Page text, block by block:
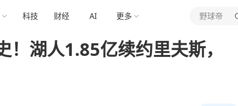
科技 财经 AI 更多 野球帝
！湖人1.85亿续约里夫斯，